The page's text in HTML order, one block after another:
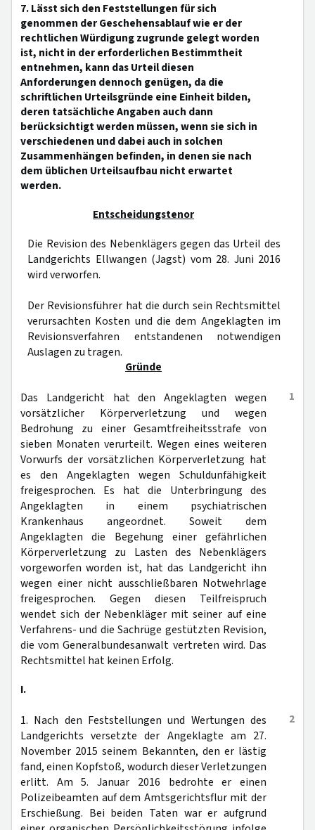
7. Lässt sich den Feststellungen für sich
genommen der Geschehensablauf wie er der
rechtlichen Würdigung zugrunde gelegt worden
ist, nicht in der erforderlichen Bestimmtheit
entnehmen, kann das Urteil diesen
Anforderungen dennoch genügen, da die
schriftlichen Urteilsgründe eine Einheit bilden,
deren tatsächliche Angaben auch dann
berücksichtigt werden müssen, wenn sie sich in
verschiedenen und dabei auch in solchen
Zusammenhängen befinden, in denen sie nach
dem üblichen Urteilsaufbau nicht erwartet
werden.
Entscheidungstenor
Die Revision des Nebenklägers gegen das Urteil des
Landgerichts Ellwangen (Jagst) vom 28. Juni 2016
wird verworfen.
Der Revisionsführer hat die durch sein Rechtsmittel
verursachten Kosten und die dem Angeklagten im
Revisionsverfahren entstandenen notwendigen
Auslagen zu tragen.
Gründe
1
Das Landgericht hat den Angeklagten wegen
vorsätzlicher Körperverletzung und wegen
Bedrohung zu einer Gesamtfreiheitsstrafe von
sieben Monaten verurteilt. Wegen eines weiteren
Vorwurfs der vorsätzlichen Körperverletzung hat
es den Angeklagten wegen Schuldunfähigkeit
freigesprochen. Es hat die Unterbringung des
Angeklagten in einem psychiatrischen
Krankenhaus angeordnet. Soweit dem
Angeklagten die Begehung einer gefährlichen
Körperverletzung zu Lasten des Nebenklägers
vorgeworfen worden ist, hat das Landgericht ihn
wegen einer nicht ausschließbaren Notwehrlage
freigesprochen. Gegen diesen Teilfreispruch
wendet sich der Nebenkläger mit seiner auf eine
Verfahrens- und die Sachrüge gestützten Revision,
die vom Generalbundesanwalt vertreten wird. Das
Rechtsmittel hat keinen Erfolg.
I.
2
1. Nach den Feststellungen und Wertungen des
Landgerichts versetzte der Angeklagte am 27.
November 2015 seinem Bekannten, den er lästig
fand, einen Kopfstoß, wodurch dieser Verletzungen
erlitt. Am 5. Januar 2016 bedrohte er einen
Polizeibeamten auf dem Amtsgerichtsflur mit der
Erschießung. Bei beiden Taten war er aufgrund